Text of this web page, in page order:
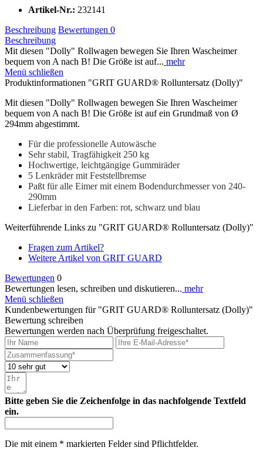
Artikel-Nr.: 232141
Beschreibung Bewertungen 0
Beschreibung
Mit diesen "Dolly" Rollwagen bewegen Sie Ihren Wascheimer
bequem von A nach B! Die Größe ist auf... mehr
Menü schließen
Produktinformationen "GRIT GUARD® Rolluntersatz (Dolly)"
Mit diesen "Dolly" Rollwagen bewegen Sie Ihren Wascheimer
bequem von A nach B! Die Größe ist auf ein Grundmaß von Ø
294mm abgestimmt.
Für die professionelle Autowäsche
Sehr stabil, Tragfähigkeit 250 kg
Hochwertige, leichtgängige Gummiräder
5 Lenkräder mit Feststellbremse
Paßt für alle Eimer mit einem Bodendurchmesser von 240-
290mm
Lieferbar in den Farben: rot, schwarz und blau
Weiterführende Links zu "GRIT GUARD® Rolluntersatz (Dolly)"
Fragen zum Artikel?
Weitere Artikel von GRIT GUARD
Bewertungen 0
Bewertungen lesen, schreiben und diskutieren... mehr
Menü schließen
Kundenbewertungen für "GRIT GUARD® Rolluntersatz (Dolly)"
Bewertung schreiben
Bewertungen werden nach Überprüfung freigeschaltet.
Bitte geben Sie die Zeichenfolge in das nachfolgende Textfeld
ein.
Die mit einem * markierten Felder sind Pflichtfelder.